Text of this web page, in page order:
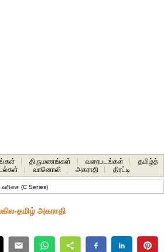
திருமணங்கள் வரைபடங்கள்
தமிழ்த்
வானொலி அகராதி திரட்டி
வரிசை (C Series)
தமிழ் அகராதி